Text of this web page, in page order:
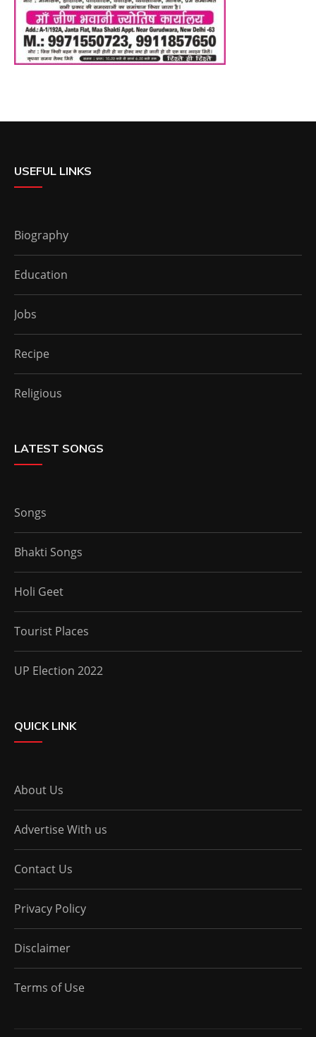
USEFUL LINKS
Biography
Education
Jobs
Recipe
Religious
LATEST SONGS
Songs
Bhakti Songs
Holi Geet
Tourist Places
UP Election 2022
QUICK LINK
About Us
Advertise With us
Contact Us
Privacy Policy
Disclaimer
Terms of Use